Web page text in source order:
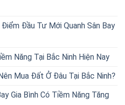
Đầu Tư Mới Quanh Sân Bay
Năng Tại Bắc Ninh Hiện Nay
Mua Đất Ở Đâu Tại Bắc Ninh?
Gia Bình Có Tiềm Năng Tăng